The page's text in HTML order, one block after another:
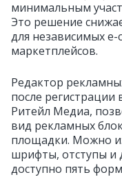
минимальным
Это решение
для независимых
маркетплейсов.
Редактор
после регистрации
Ритейл Медиа,
вид рекламных
площадки. Можно
шрифты, отступы и
доступно пять